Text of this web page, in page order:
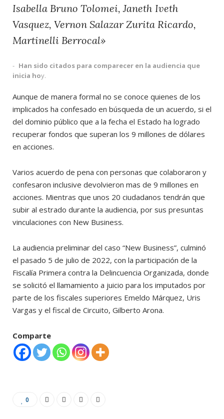
Isabella Bruno Tolomei, Janeth Iveth
Vasquez, Vernon Salazar Zurita Ricardo,
Martinelli Berrocal»
Han sido citados para comparecer en la audiencia que
inicia hoy.
Aunque de manera formal no se conoce quienes de los
implicados ha confesado en búsqueda de un acuerdo, si el
del dominio público que a la fecha el Estado ha logrado
recuperar fondos que superan los 9 millones de dólares
en acciones.
Varios acuerdo de pena con personas que colaboraron y
confesaron inclusive devolvieron mas de 9 millones en
acciones. Mientras que unos 20 ciudadanos tendrán que
subir al estrado durante la audiencia, por sus presuntas
vinculaciones con New Business.
La audiencia preliminar del caso “New Business”, culminó
el pasado 5 de julio de 2022, con la participación de la
Fiscalía Primera contra la Delincuencia Organizada, donde
se solicitó el llamamiento a juicio para los imputados por
parte de los fiscales superiores Emeldo Márquez, Uris
Vargas y el fiscal de Circuito, Gilberto Arona.
Comparte
0